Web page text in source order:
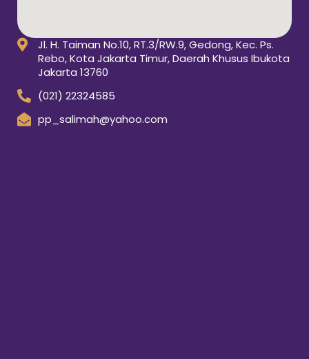
Jl. H. Taiman No.10, RT.3/RW.9, Gedong, Kec. Ps.
Rebo, Kota Jakarta Timur, Daerah Khusus Ibukota
Jakarta 13760
(021) 22324585
pp_salimah@yahoo.com